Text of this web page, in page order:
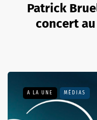
Patrick
concert
A LA UNE MÉDIAS